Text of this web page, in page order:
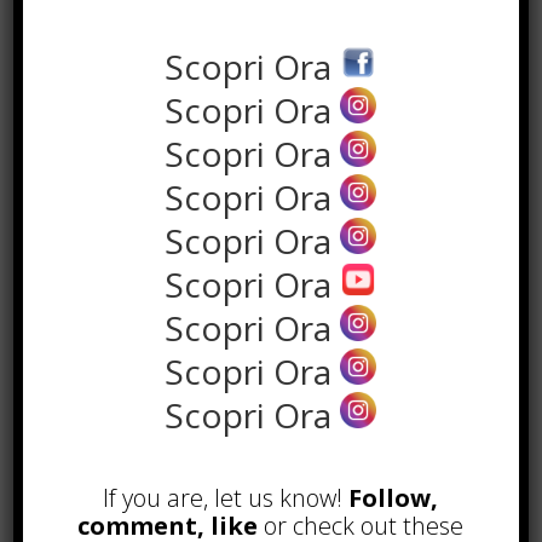
oggi ha la possibilità di
trovare professionisti che uniscono
la solidità di grandi gruppi bancari
alla vicinanza e disponibilità tipiche
del rapporto diretto. Questo mix
permette di accedere a strumenti
evoluti mantenendo però un dialogo
costante e personalizzato.
Come
riconoscere un
buon
consulente
Scopri Ora
Scopri Ora
Scopri Ora
Scopri Ora
Scopri Ora
Scopri Ora
Scopri Ora
Scopri Ora
Scopri Ora
If you are, let us know! Follow,
comment, like or check out these